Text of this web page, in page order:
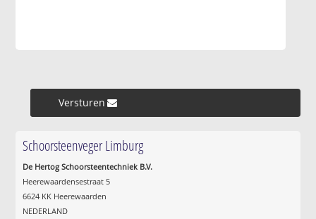
Versturen »
Schoorsteenveger Limburg
De Hertog Schoorsteentechniek B.V.
Heerewaardensestraat 5
6624 KK Heerewaarden
NEDERLAND